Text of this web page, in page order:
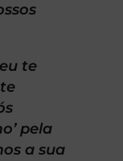
te
pela
a sua